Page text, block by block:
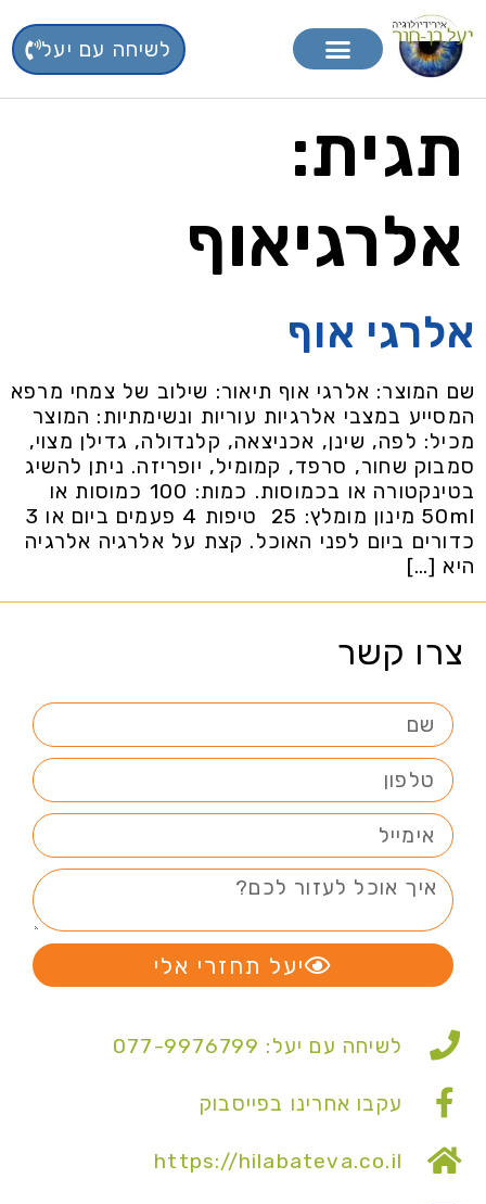
לשיחה עם יעל
תגית:
אלרגיאוף
אלרגי אוף
שם המוצר: אלרגי אוף תיאור: שילוב של צמחי מרפא
המסייע במצבי אלרגיות עוריות ונשימתיות: המוצר
מכיל: לפה, שינן, אכניצאה, קלנדולה, גדילן מצוי,
סמבוק שחור, סרפד, קמומיל, יופריזה. ניתן להשיג
בטינקטורה או בכמוסות. כמות: 100 כמוסות או
50ml מינון מומלץ: 25 טיפות 4 פעמים ביום או 3
כדורים ביום לפני האוכל. קצת על אלרגיה אלרגיה
היא […]
צרו קשר
יעל תחזרי אלי
לשיחה עם יעל: 077-9976799
עקבו אחרינו בפייסבוק
https://hilabateva.co.il